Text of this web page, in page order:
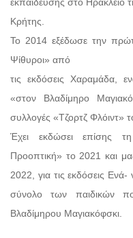
εκπαίδευσης στο Ηράκλειο
Κρήτης.
Το 2014 εξέδωσε την
Ψίθυροι» από
τις εκδόσεις Χαραμάδα,
«στον Βλαδίμηρο
συλλογές «Τζορτζ Φλόιντ»
Έχει εκδώσει επίσης
Προοπτική» το 2021 και
2022, για τις εκδόσεις
σύνολο των παιδικών
Βλαδίμηρου Μαγιακόφσκι.